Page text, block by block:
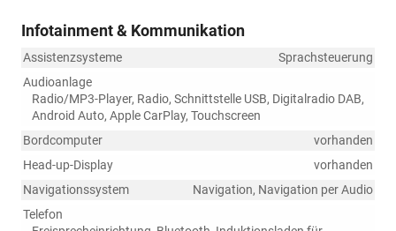
Infotainment & Kommunikation
Assistenzsysteme
Sprachsteuerung
Audioanlage
Radio/MP3-Player, Radio, Schnittstelle USB, Digitalradio DAB,
Android Auto, Apple CarPlay, Touchscreen
Bordcomputer
vorhanden
Head-up-Display
vorhanden
Navigationssystem
Navigation, Navigation per Audio
Telefon